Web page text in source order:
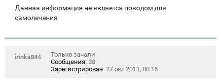
Данная информация не является поводом для
самолечения
irinka844
Только зачали
Сообщения: 38
Зарегистрирован: 27 окт 2011, 00:16